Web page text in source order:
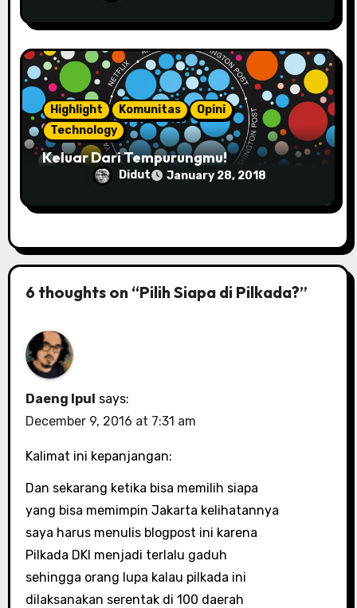
Highlight Komunitas
Opini
Technology
Keluar Dari Tempurungmu!
Didut January 28, 2018
6 thoughts on “Pilih Siapa di Pilkada?”
Daeng Ipul says:
December 9, 2016 at 7:31 am
Kalimat ini kepanjangan:
Dan sekarang ketika bisa memilih siapa
yang bisa memimpin Jakarta kelihatannya
saya harus menulis blogpost ini karena
Pilkada DKI menjadi terlalu gaduh
sehingga orang lupa kalau pilkada ini
dilaksanakan serentak di 100 daerah